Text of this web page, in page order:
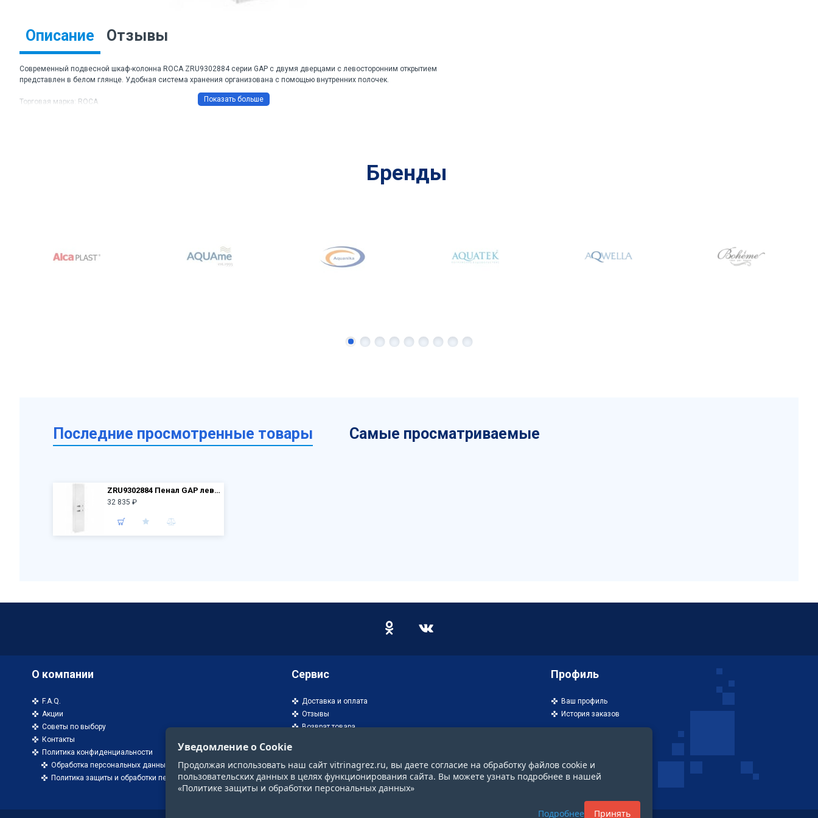
Описание Отзывы
Современный подвесной шкаф-колонна ROCA ZRU9302884 серии GAP с двумя дверцами с левосторонним открытием
представлен в белом глянце. Удобная система хранения организована с помощью внутренних полочек.
Торговая марка: ROCA
Бренды
Последние просмотренные товары Самые просматриваемые
ZRU9302884 Пенал GAP левый /34,4х19,9х160/ (белый глянцевый)
32 835 ₽
О компании
F.A.Q.
Акции
Советы по выбору
Контакты
Политика конфиденциальности
Обработка персональных данных
Политика защиты и обработки персональных данных
Сервис
Доставка и оплата
Отзывы
Возврат товара
Профиль
Ваш профиль
История заказов
Уведомление о Cookie
Продолжая использовать наш сайт vitrinagrez.ru, вы даете согласие на обработку файлов cookie и
пользовательских данных в целях функционирования сайта. Вы можете узнать подробнее в нашей
«Политике защиты и обработки персональных данных»
Подробнее Принять